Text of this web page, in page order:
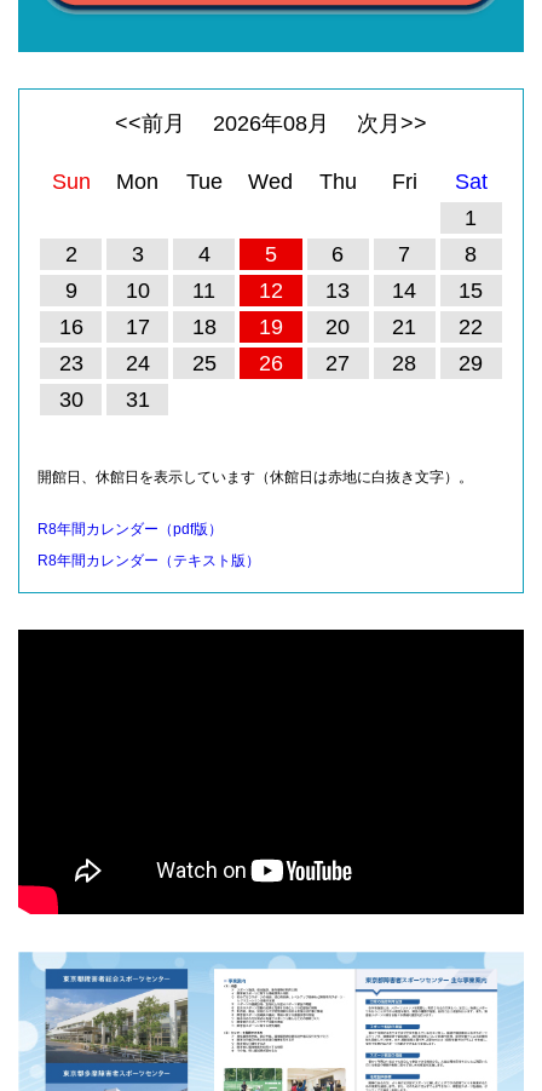
<<前月 2026年08月 次月>>
Sun Mon Tue Wed Thu Fri
Sat
1
2
3 4 5 6 7
8
9
10 11 12 13 14
15
16
17 18 19 20 21
22
23
24 25 26 27 28
29
30
31
開館日、休館日を表示しています（休館日は赤地に白抜き文字）。
R8年間カレンダー（pdf版）
R8年間カレンダー（テキスト版）